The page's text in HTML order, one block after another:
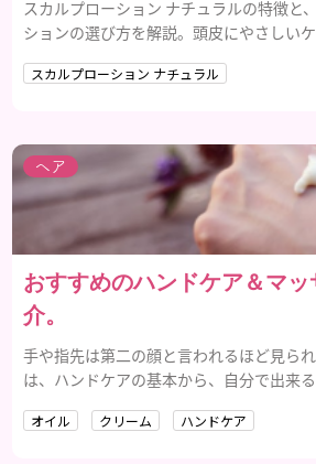
スカルプローション ナチュラルの特徴と
ションの選び方を解説。頭皮にやさしいケ
スカルプローション ナチュラル
ヘア
おすすめのハンドケア＆マ
介。
手や指先は第二の顔と言われるほど見ら
は、ハンドケアの基本から、自分で出来
オイル クリーム ハンドケア